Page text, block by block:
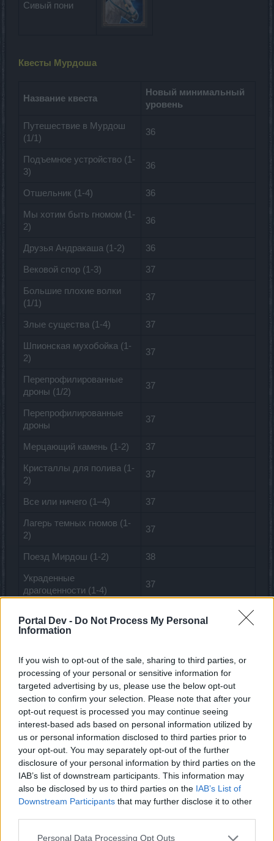
Portal Dev - Do Not Process My Personal
Information
If you wish to opt-out of the sale, sharing to third parties, or
processing of your personal or sensitive information for
targeted advertising by us, please use the below opt-out
section to confirm your selection. Please note that after your
opt-out request is processed you may continue seeing
interest-based ads based on personal information utilized by
us or personal information disclosed to third parties prior to
your opt-out. You may separately opt-out of the further
disclosure of your personal information by third parties on the
IAB’s list of downstream participants. This information may
also be disclosed by us to third parties on the IAB’s List of
Downstream Participants that may further disclose it to other
Personal Data Processing Opt Outs
Сивый пони
Квесты Мурдоша
Название квеста
Новый минимальный
уровень
Путешествие в Мурдош
(1/1)
36
Подъемное устройство (1-
3)
36
Отшельник (1-4) 36
Мы хотим быть гномом (1-
2)
36
Друзья Андракаша (1-2) 36
Вековой спор (1-3) 37
Большие плохие волки
(1/1)
37
Злые существа (1-4) 37
Шпионская мухобойка (1-
2)
37
Перепрофилированные
дроны (1/2)
37
Перепрофилированные
дроны
37
Мерцающий камень (1-2) 37
Кристаллы для полива (1-
2)
37
Все или ничего (1–4) 37
Лагерь темных гномов (1-
2)
37
Поезд Мирдош (1-2) 38
Украденные
драгоценности (1-4)
37
Браслет силы (1-2)
Религиозная поддержка
(1-3)
Загадка меня (1-4) 38
Неотложная помощь (1-3)
Пэчворк (1-2) 38
Не тратьте впустую, не
хотите (1-2)
38
Пазл Бадди (1/1) 39